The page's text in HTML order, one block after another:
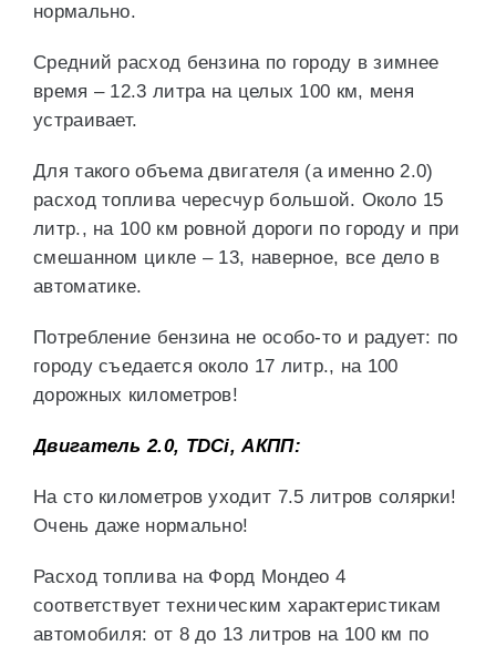
нормально.
Средний расход бензина по городу в зимнее
время – 12.3 литра на целых 100 км, меня
устраивает.
Для такого объема двигателя (а именно 2.0)
расход топлива чересчур большой. Около 15
литр., на 100 км ровной дороги по городу и при
смешанном цикле – 13, наверное, все дело в
автоматике.
Потребление бензина не особо-то и радует: по
городу съедается около 17 литр., на 100
дорожных километров!
Двигатель 2.0, TDCi, АКПП:
На сто километров уходит 7.5 литров солярки!
Очень даже нормально!
Расход топлива на Форд Мондео 4
соответствует техническим характеристикам
автомобиля: от 8 до 13 литров на 100 км по